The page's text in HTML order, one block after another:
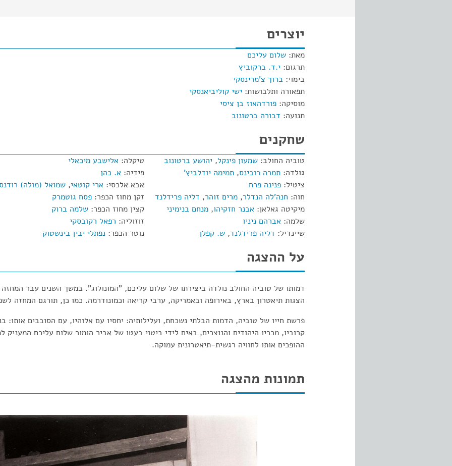
יוצרים
מאת: שלום עליכם
תרגום: י.ד. ברקוביץ
בימוי: ברוך צ'מרינסקי
תפאורה ותלבושות: ישי קוליביאנסקי
מוסיקה: פורדהאוז בן ציסי
תנועה: דבורה ברטונוב
שחקנים
טוביה החולב: שמעון פינקל, יהושע ברטונוב
גולדה: תמרה רובינס, תמימה יודלביץ'
ציטיל: פנינה פרח
חוה: חנה'לה הנדלר, מרים זוהר, דליה פרידלנד
מיקיטה גאלאן: אבנר חזקיהו, מנחם בנימיני
שלמה: אברהם ניניו
שיינדיל: דליה פרידלנד, ש. קפלן
טיקלה: אלישבע מיכאלי
פידיה: א. כהן
אבא אלכסי: ארי קוטאי, שמואל (מולה)
זקן מחוז הכפר: פסח גוטמרק
קצין מחוז הכפר: שלמה ברוק
זוזוליה: רפאל רקובסקי
נוטר הכפר: נפתלי יבין בינשטוק
על ההצגה
דמותו של טוביה החולב נולדה ביצירתו של שלום עליכם, "המונולוג". במשך השנים עבר המחזה
הצגות תיאטרון בארץ, באירופה ובאמריקה, ערבי קריאה וכמונודרמה. כמו כן, תורגם המחזה
פרשת חייו של טוביה, הדמות הבלתי נשכחת, ועלילותיה: יחסיו עם אלוהיו, עם הסובבים אותו:
קרוביו, מכריו היהודים והנוצרים, באים לידי ביטוי בעטו של אביר הומור שלום עליכם המעניק
ההופכים אותו לחוויה רגשית-תיאטרונית עמוקה.
תמונות מהצגה